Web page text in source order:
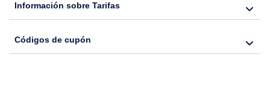
Información sobre Tarifas
Códigos de cupón